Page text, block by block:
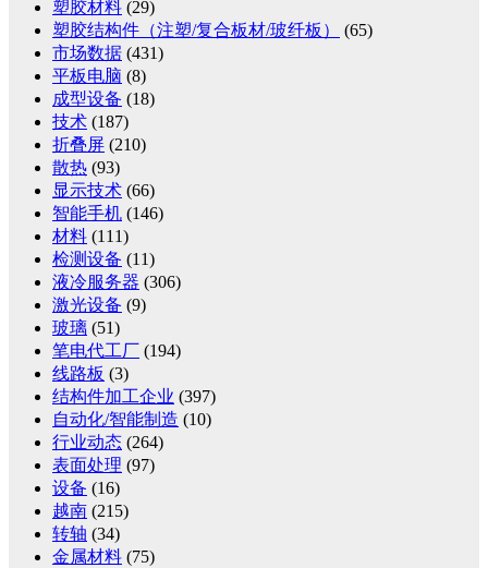
塑胶材料 (29)
塑胶结构件（注塑/复合板材/玻纤板）
(65)
市场数据 (431)
平板电脑 (8)
成型设备 (18)
技术 (187)
折叠屏 (210)
散热 (93)
显示技术 (66)
智能手机 (146)
材料 (111)
检测设备 (11)
液冷服务器 (306)
激光设备 (9)
玻璃 (51)
笔电代工厂 (194)
线路板 (3)
结构件加工企业 (397)
自动化/智能制造 (10)
行业动态 (264)
表面处理 (97)
设备 (16)
越南 (215)
转轴 (34)
金属材料 (75)